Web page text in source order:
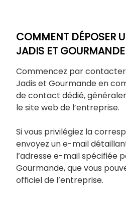
COMMENT DÉPOSER
JADIS ET
Commencez par
Jadis et Gourmande en
de contact dédié,
le site web de l’entreprise.
Si vous privilégiez la
envoyez un e-mail
l’adresse e-mail spécifiée
Gourmande, que vous
officiel de l’entreprise.